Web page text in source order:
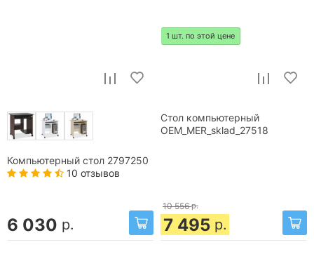
Компьютерный стол 2797250
10 отзывов
6 030 р.
1 шт. по этой цене
Стол компьютерный
OEM_MER_sklad_27518
10 556 р.
7 495 р.